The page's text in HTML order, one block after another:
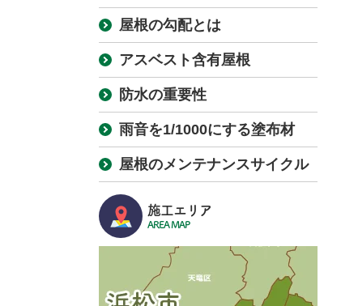
屋根の勾配とは
アスベスト含有屋根
防水の重要性
雨音を1/1000にする塗布材
屋根のメンテナンスサイクル
施工エリア
AREA MAP